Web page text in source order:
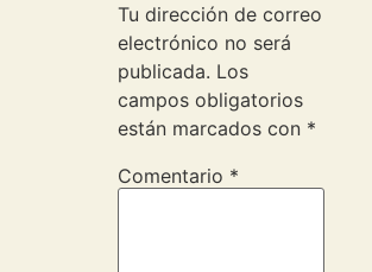
Tu dirección de correo
electrónico no será
publicada. Los
campos obligatorios
están marcados con *
Comentario *